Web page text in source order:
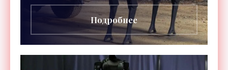
прицелом на работу в зонах
Подробнее